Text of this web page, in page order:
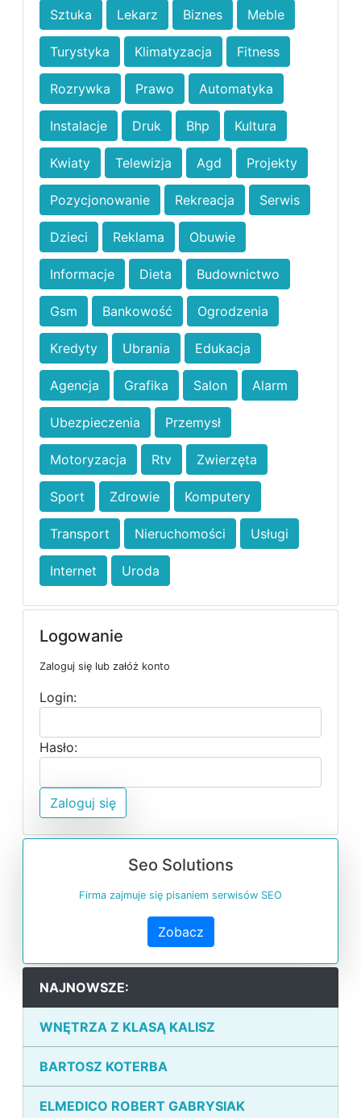
Sztuka Lekarz Biznes Meble
Turystyka Klimatyzacja Fitness
Rozrywka Prawo Automatyka
Instalacje Druk Bhp Kultura
Kwiaty Telewizja Agd Projekty
Pozycjonowanie Rekreacja Serwis
Dzieci Reklama Obuwie
Informacje Dieta Budownictwo
Gsm Bankowość Ogrodzenia
Kredyty Ubrania Edukacja
Agencja Grafika Salon Alarm
Ubezpieczenia Przemysł
Motoryzacja Rtv Zwierzęta
Sport Zdrowie Komputery
Transport Nieruchomości Usługi
Internet Uroda
Logowanie
Zaloguj się lub załóż konto
Login:
Hasło:
Zaloguj się
Seo Solutions
Firma zajmuje się pisaniem serwisów SEO
Zobacz
NAJNOWSZE:
WNĘTRZA Z KLASĄ KALISZ
BARTOSZ KOTERBA
ELMEDICO ROBERT GABRYSIAK